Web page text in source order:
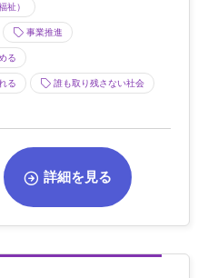
祉）
事業推進
る
る 誰も取り残さない社会
詳細を見る